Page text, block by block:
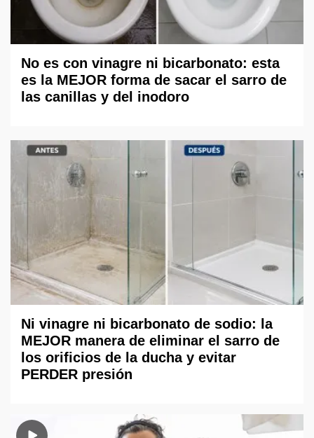
No es con vinagre ni bicarbonato: esta
es la MEJOR forma de sacar el sarro de
las canillas y del inodoro
Ni vinagre ni bicarbonato de sodio: la
MEJOR manera de eliminar el sarro de
los orificios de la ducha y evitar
PERDER presión